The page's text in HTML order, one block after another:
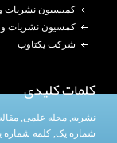
کمیسیون نشریات
کمسیون نشریات
شرکت یکتاوب
کلمات کلیدی
نشریه,مجله علمی,مقاله
شماره یک,کلمه شماره یک